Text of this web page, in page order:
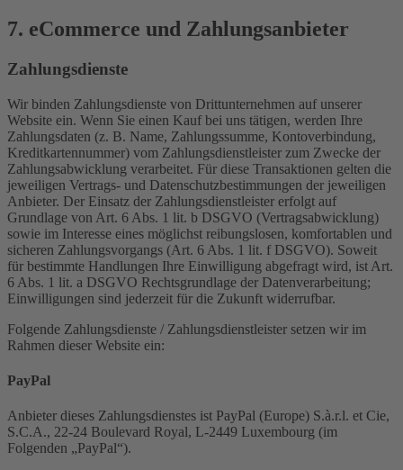
7. eCommerce und Zahlungs­anbieter
Zahlungsdienste
Wir binden Zahlungsdienste von Drittunternehmen auf unserer
Website ein. Wenn Sie einen Kauf bei uns tätigen, werden Ihre
Zahlungsdaten (z. B. Name, Zahlungssumme, Kontoverbindung,
Kreditkartennummer) vom Zahlungsdienstleister zum Zwecke der
Zahlungsabwicklung verarbeitet. Für diese Transaktionen gelten die
jeweiligen Vertrags- und Datenschutzbestimmungen der jeweiligen
Anbieter. Der Einsatz der Zahlungsdienstleister erfolgt auf
Grundlage von Art. 6 Abs. 1 lit. b DSGVO (Vertragsabwicklung)
sowie im Interesse eines möglichst reibungslosen, komfortablen und
sicheren Zahlungsvorgangs (Art. 6 Abs. 1 lit. f DSGVO). Soweit
für bestimmte Handlungen Ihre Einwilligung abgefragt wird, ist Art.
6 Abs. 1 lit. a DSGVO Rechtsgrundlage der Datenverarbeitung;
Einwilligungen sind jederzeit für die Zukunft widerrufbar.
Folgende Zahlungsdienste / Zahlungsdienstleister setzen wir im
Rahmen dieser Website ein:
PayPal
Anbieter dieses Zahlungsdienstes ist PayPal (Europe) S.à.r.l. et Cie,
S.C.A., 22-24 Boulevard Royal, L-2449 Luxembourg (im
Folgenden „PayPal“).